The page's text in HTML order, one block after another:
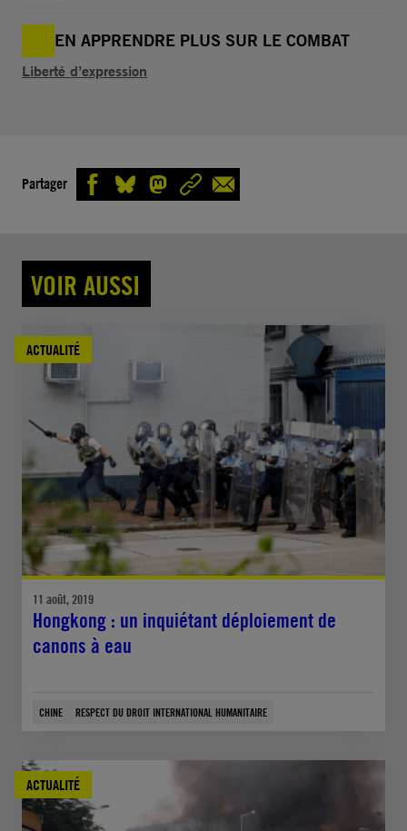
EN APPRENDRE PLUS SUR LE COMBAT
Liberté d’expression
Partager
VOIR AUSSI
ACTUALITÉ
11 août, 2019
Hongkong : un inquiétant déploiement de
canons à eau
CHINE RESPECT DU DROIT INTERNATIONAL HUMANITAIRE
ACTUALITÉ